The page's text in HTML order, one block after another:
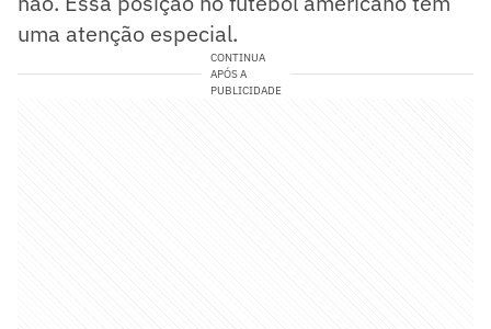
uma atenção especial.
CONTINUA
APÓS A
PUBLICIDADE